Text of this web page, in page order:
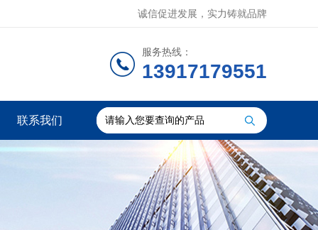
诚信促进发展，实力铸就品牌
服务热线：
13917179551
联系我们